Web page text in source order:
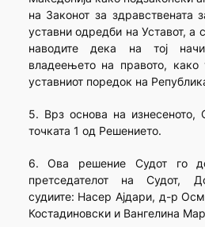
на Законот за здравствената
уставни одредби на Уставот, а
наводите дека на тој
владеењето на правото, како
уставниот поредок на
5. Врз основа на изнесеното,
точката 1 од Решението.
6. Ова решение Судот го
претседателот на Судот,
судиите: Насер Ајдари, д-р
Костадиновски и Вангелина